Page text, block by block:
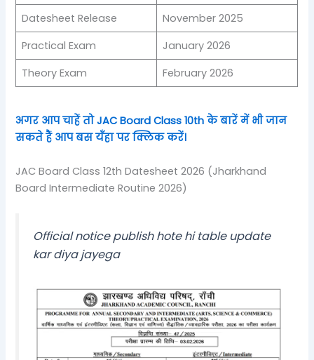
Datesheet Release
November 2025
Practical Exam
January 2026
Theory Exam
February 2026
अगर आप चाहें तो JAC Board Class 10th के बारें में भी जान
सकते हैं आप बस यँहा पर क्लिक करें।
JAC Board Class 12th Datesheet 2026 (Jharkhand
Board Intermediate Routine 2026)
Official notice publish hote hi table update
kar diya jayega